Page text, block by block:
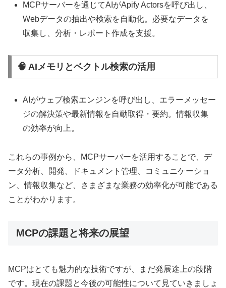
MCPサーバーを通じてAIがApify Actorsを呼び出し、
Webデータの抽出や検索を自動化。必要なデータを
収集し、分析・レポート作成を支援。
🧠 AIメモリとベクトル検索の活用
AIがウェブ検索エンジンを呼び出し、エラーメッセー
ジの解決策や最新情報を自動取得・要約。情報収集
の効率が向上。
これらの事例から、MCPサーバーを活用することで、デ
ータ分析、開発、ドキュメント管理、コミュニケーショ
ン、情報収集など、さまざまな業務の効率化が可能である
ことがわかります。
MCPの課題と将来の展望
MCPはとても魅力的な技術ですが、まだ発展途上の段階
です。現在の課題と今後の可能性について見ていきましょ